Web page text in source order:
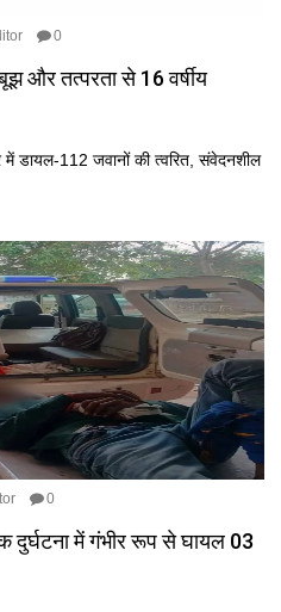
0
और तत्परता से 16 वर्षीय
में डायल-112 जवानों की त्वरित, संवेदनशील
0
में गंभीर रूप से घायल 03